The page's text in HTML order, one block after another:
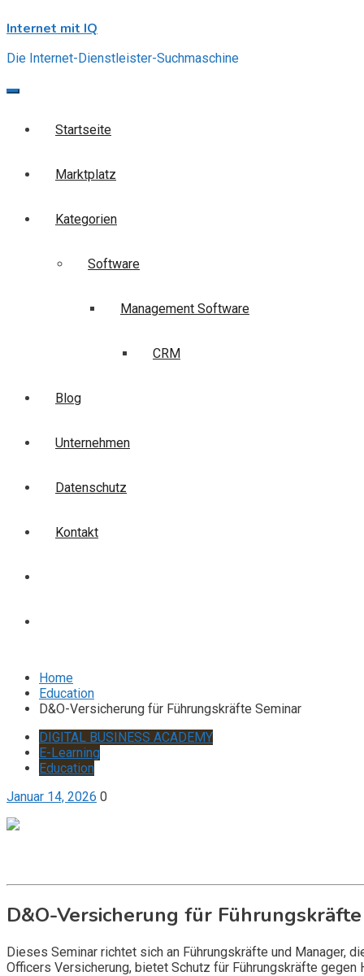
to
Internet mit IQ
Die Internet-Dienstleister-Suchmaschine
Startseite
Marktplatz
Kategorien
Software
Management Software
CRM
Blog
Unternehmen
Datenschutz
Kontakt
Home
Education
D&O-Versicherung für Führungskräfte Seminar
DIGITAL BUSINESS ACADEMY
E-Learning
Education
Januar 14, 2026 0
D&O-Versicherung für
Dieses Seminar richtet sich an Führungskräfte und Manager,
Officers Versicherung, bietet Schutz für Führungskräfte